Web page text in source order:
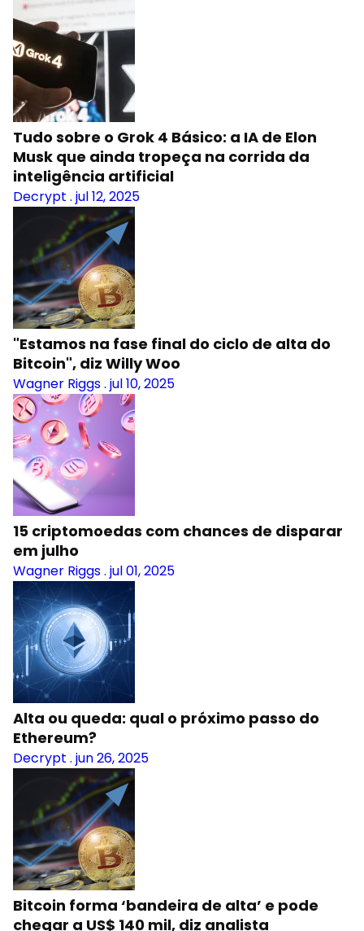
Tudo sobre o Grok 4 Básico: a IA de Elon
Musk que ainda tropeça na corrida da
inteligência artificial
Decrypt . jul 12, 2025
"Estamos na fase final do ciclo de alta do
Bitcoin", diz Willy Woo
Wagner Riggs. jul 10, 2025
15 criptomoedas com chances de disparar
em julho
Wagner Riggs. jul 01, 2025
Alta ou queda: qual o próximo passo do
Ethereum?
Decrypt . jun 26, 2025
Bitcoin forma ‘bandeira de alta’ e pode
chegar a US$ 140 mil, diz analista